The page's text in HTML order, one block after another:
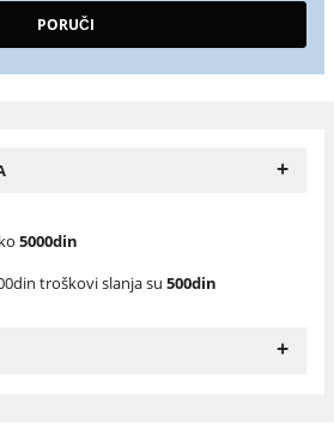
+
5000din
troškovi slanja su 500din
+